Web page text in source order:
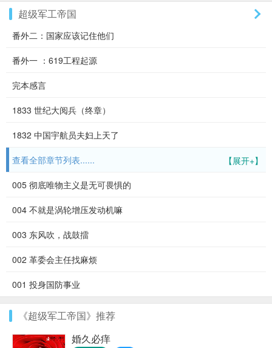
超级军工帝国
番外二：国家应该记住他们
番外一 ：619工程起源
完本感言
1833 世纪大阅兵（终章）
1832 中国宇航员夫妇上天了
【展开+】
查看全部章节列表......
005 彻底唯物主义是无可畏惧的
004 不就是涡轮增压发动机嘛
003 东风吹，战鼓擂
002 革委会主任找麻烦
001 投身国防事业
《超级军工帝国》推荐
婚久必痒